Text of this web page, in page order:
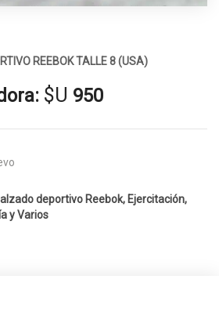
REEBOK TALLE 8 (USA)
$U 950
deportivo Reebok, Ejercitación,
y Varios